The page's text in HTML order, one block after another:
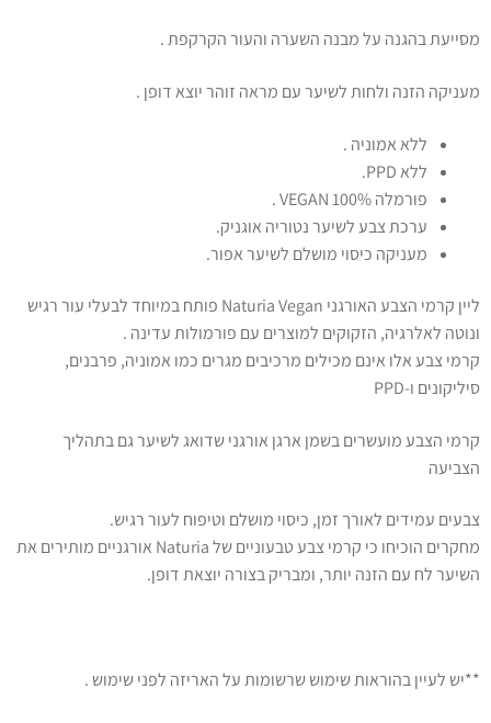
מסייעת בהגנה על מבנה השערה והעור הקרקפת .
מעניקה הזנה ולחות לשיער עם מראה זוהר יוצא דופן .
ללא אמוניה .
ללא PPD.
פורמלה 100% VEGAN .
ערכת צבע לשיער נטוריה אוגניק.
מעניקה כיסוי מושלם לשיער אפור.
ליין קרמי הצבע האורגני Naturia Vegan פותח במיוחד לבעלי עור רגיש
ונוטה לאלרגיה, הזקוקים למוצרים עם פורמולות עדינה .
קרמי צבע אלו אינם מכילים מרכיבים מגרים כמו אמוניה, פרבנים,
סיליקונים ו-PPD
קרמי הצבע מועשרים בשמן ארגן אורגני שדואג לשיער גם בתהליך
הצביעה
צבעים עמידים לאורך זמן, כיסוי מושלם וטיפוח לעור רגיש.
מחקרים הוכיחו כי קרמי צבע טבעוניים של Naturia אורגניים מותירים את
השיער לח עם הזנה יותר, ומבריק בצורה יוצאת דופן.
**יש לעיין בהוראות שימוש שרשומות על האריזה לפני שימוש .